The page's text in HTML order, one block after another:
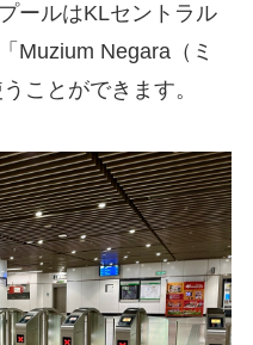
ールはKLセントラル
Muzium Negara（ミ
ことができます。